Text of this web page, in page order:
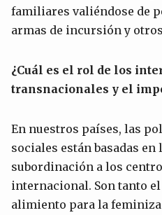
familiares valiéndose de
armas de incursión y
¿Cuál es el rol de los
transnacionales y el
En nuestros países, las
sociales están basadas
subordinación a los
internacional. Son tanto
alimiento para la